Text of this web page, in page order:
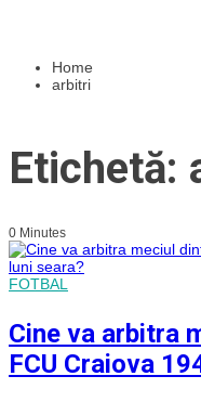
Home
arbitri
Etichetă:
0 Minutes
FOTBAL
Cine va arbitra
FCU Craiova